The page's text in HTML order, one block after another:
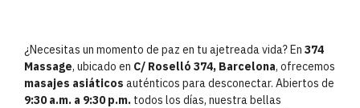
¿Necesitas un momento de paz en tu ajetreada vida? En 374
Massage, ubicado en C/ Roselló 374, Barcelona, ofrecemos
masajes asiáticos auténticos para desconectar. Abiertos de
9:30 a.m. a 9:30 p.m. todos los días, nuestra bellas